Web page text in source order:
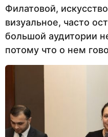
Филатовой,
визуальное, часто
большой аудитории
потому что о нем